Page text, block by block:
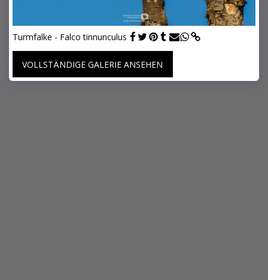
Turmfalke - Falco tinnunculus
VOLLSTÄNDIGE GALERIE ANSEHEN